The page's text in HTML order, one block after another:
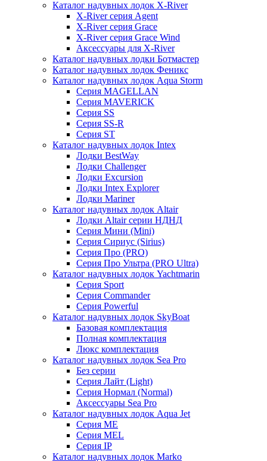
Каталог надувных лодок X-River
X-River серия Agent
X-River серия Grace
X-River серия Grace Wind
Аксессуары для X-River
Каталог надувных лодки Ботмастер
Каталог надувных лодок Феникc
Каталог надувных лодок Aqua Storm
Серия MAGELLAN
Серия MAVERICK
Серия SS
Серия SS-R
Серия ST
Каталог надувных лодок Intex
Лодки BestWay
Лодки Challenger
Лодки Excursion
Лодки Intex Explorer
Лодки Mariner
Каталог надувных лодок Altair
Лодки Altair серии НДНД
Серия Мини (Mini)
Серия Сириус (Sirius)
Серия Про (PRO)
Серия Про Ультра (PRO Ultra)
Каталог надувных лодок Yachtmarin
Серия Sport
Серия Commander
Серия Powerful
Каталог надувных лодок SkyBoat
Базовая комплектация
Полная комплектация
Люкс комплектация
Каталог надувных лодок Sea Pro
Без серии
Серия Лайт (Light)
Серия Нормал (Normal)
Аксессуары Sea Pro
Каталог надувных лодок Aqua Jet
Серия ME
Серия MEL
Серия IP
Каталог надувных лодок Marko